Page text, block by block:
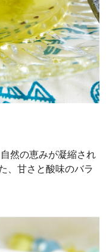
然の恵みが凝縮され
、甘さと酸味のバラ